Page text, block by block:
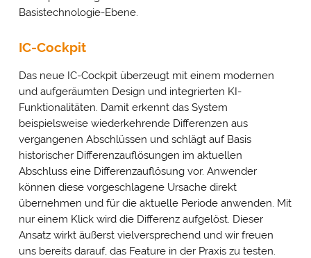
Basistechnologie-Ebene.
IC-Cockpit
Das neue IC-Cockpit überzeugt mit einem modernen
und aufgeräumten Design und integrierten KI-
Funktionalitäten. Damit erkennt das System
beispielsweise wiederkehrende Differenzen aus
vergangenen Abschlüssen und schlägt auf Basis
historischer Differenzauflösungen im aktuellen
Abschluss eine Differenzauflösung vor. Anwender
können diese vorgeschlagene Ursache direkt
übernehmen und für die aktuelle Periode anwenden. Mit
nur einem Klick wird die Differenz aufgelöst. Dieser
Ansatz wirkt äußerst vielversprechend und wir freuen
uns bereits darauf, das Feature in der Praxis zu testen.